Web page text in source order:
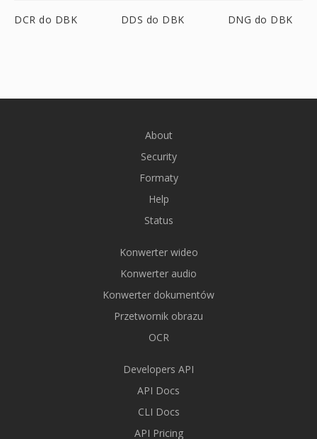
DCR do DBK DDS do DBK DNG do DBK
About
Security
Formaty
Help
Status
Konwerter wideo
Konwerter audio
Konwerter dokumentów
Przetwornik obrazu
OCR
Developers API
API Docs
CLI Docs
API Pricing